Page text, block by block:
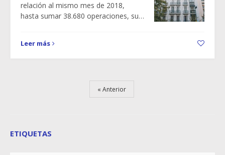
relación al mismo mes de 2018,
hasta sumar 38.680 operaciones, su…
Leer más
Anterior
ETIQUETAS